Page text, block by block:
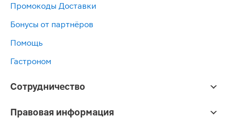
Промокоды Доставки
Бонусы от партнёров
Помощь
Гастроном
Сотрудничество
Правовая информация